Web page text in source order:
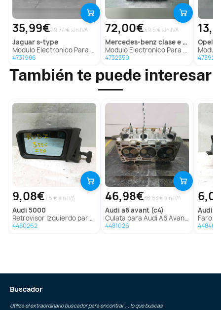
35,99€29.74 € sin IVA
jaguars-type
Modulo Electronico Para Jaguar S-Type
4731986
72,00€59.5 € sin IVA
mercedes-benz clase e lim. (w213)
Modulo Electronico Para Mercedes Clase E Lim.
4732359
opel
Modulo
También te puede interesar
9,08€7.5 € sin IVA
audi 5000
Retrovisor Izquierdo para Audi 5000
4480262
46,98€38.83 € sin IVA
audi a6 avant (c4)
Culata para Audi A6 Avant (C4)
4481026
audi
Faro
Buscador
Utiliza el extraordinario buscador para encontrar ... lo que buscas